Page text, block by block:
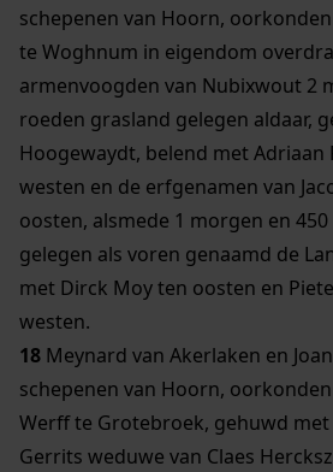
schepenen van Hoorn,
te Woghnum in eigendom
armenvoogden van Nubixwout 2
roeden grasland gelegen aldaar,
Hoogewaydt, belend met Adriaan
westen en de erfgenamen van
oosten, alsmede 1 morgen en
gelegen als voren genaamd de
met Dirck Moy ten oosten en
westen.
18 Meynard van Akerlaken en
schepenen van Hoorn,
Werff te Grotebroek, gehuwd
Gerrits weduwe van Claes